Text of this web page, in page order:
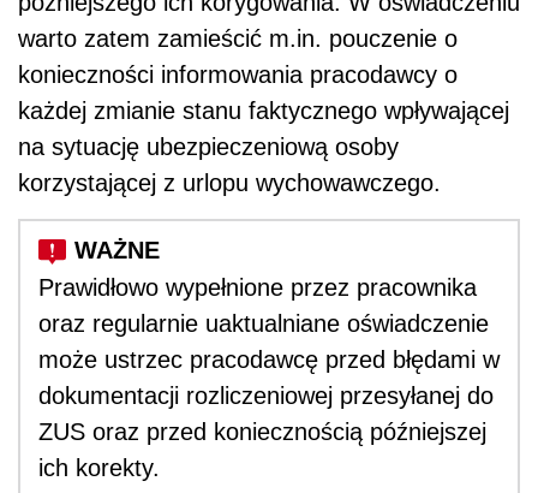
warto zatem zamieścić m.in. pouczenie o
konieczności informowania pracodawcy o
każdej zmianie stanu faktycznego wpływającej
na sytuację ubezpieczeniową osoby
korzystającej z urlopu wychowawczego.
Prawidłowo wypełnione przez pracownika
oraz regularnie uaktualniane oświadczenie
może ustrzec pracodawcę przed błędami w
dokumentacji rozliczeniowej przesyłanej do
ZUS oraz przed koniecznością późniejszej
ich korekty.